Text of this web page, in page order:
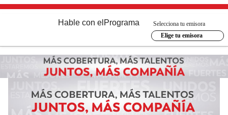
Hable con el Programa
Selecciona tu emisora
Elige tu emisora